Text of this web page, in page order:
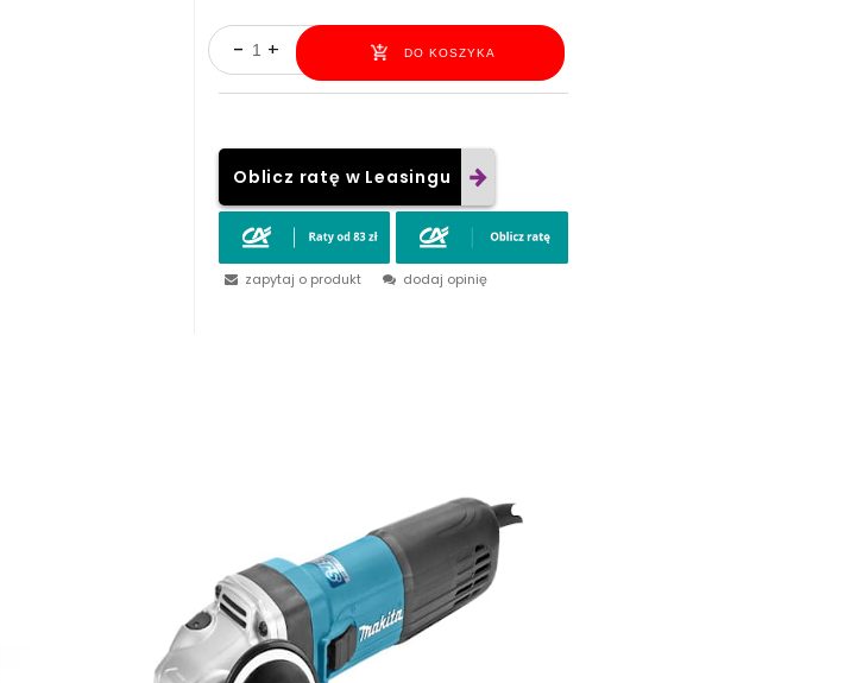
DO KOSZYKA
Oblicz ratę w Leasingu
zapytaj o produkt dodaj opinię